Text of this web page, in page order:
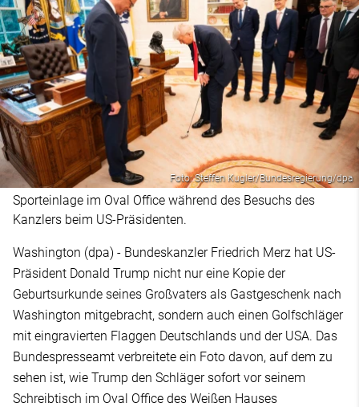
Foto: Steffen Kugler/Bundesregierung/dpa
Sporteinlage im Oval Office während des Besuchs des
Kanzlers beim US-Präsidenten.
Washington (dpa) - Bundeskanzler Friedrich Merz hat US-
Präsident Donald Trump nicht nur eine Kopie der
Geburtsurkunde seines Großvaters als Gastgeschenk nach
Washington mitgebracht, sondern auch einen Golfschläger
mit eingravierten Flaggen Deutschlands und der USA. Das
Bundespresseamt verbreitete ein Foto davon, auf dem zu
sehen ist, wie Trump den Schläger sofort vor seinem
Schreibtisch im Oval Office des Weißen Hauses